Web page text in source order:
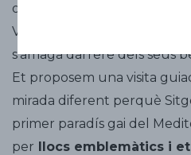
oferta en anglès i castellà
Vols conèixer
s’amaga darrere dels seus
Et proposem una visita
mirada diferent perquè
primer paradís gai del
per llocs emblemàtics i